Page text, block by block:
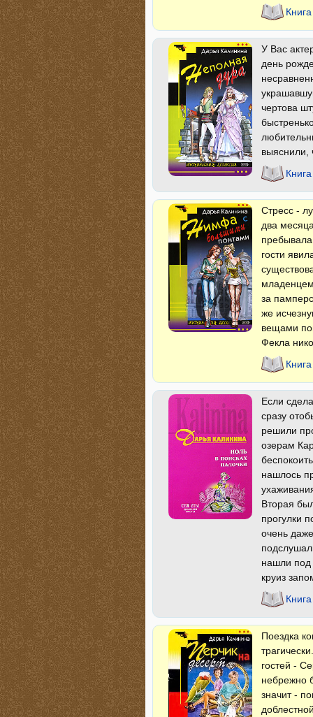
У Вас
день
чертова
выяснили,
Стресс -
два
пребывала
гости
за
же
вещами
Фекла
Если
сразу
решили
озерам
нашлось
Вторая
прогулки
очень
нашли под
круиз
Поездка
гостей -
небрежно
значит -